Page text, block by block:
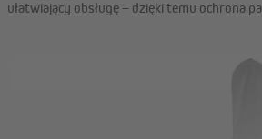
ułatwiający obsługę – dzięki temu ochrona